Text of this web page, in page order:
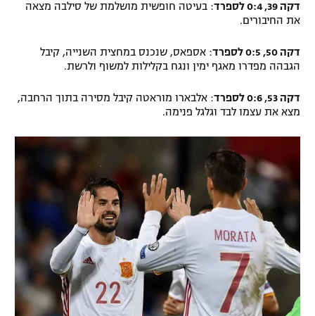
דקה 39, 0:4 לספרד
: בעיטה חופשית מושלמת של סילבה מצאה
את החיבורים.
דקה 50, 0:5 לספרד
: אספאס, שנכנס במחצית השנייה, קיבל
הגבהה מפדרו מאגף ימין ונגח בקלילות למשוף ולרשת.
דקה 53, 0:6 לספרד
: אלבארו מוראטה קיבל מסירה בתוך הרחבה,
מצא את עצמו לבד וגלגל פנימה.